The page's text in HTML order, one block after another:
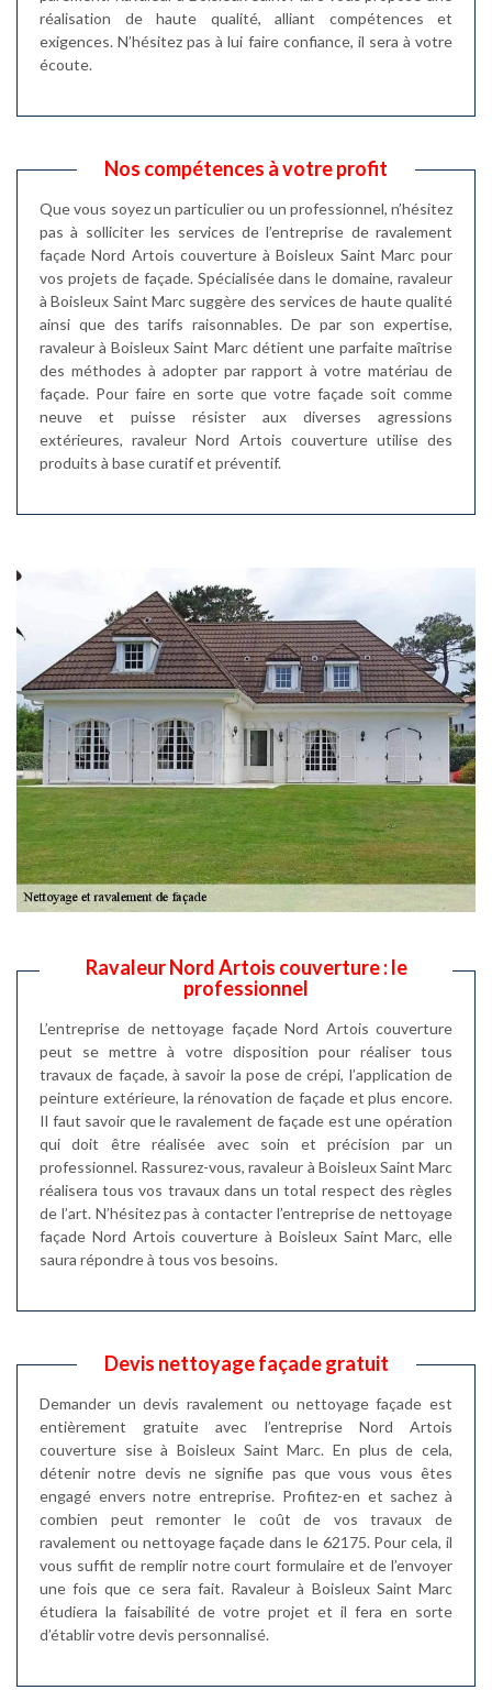
réalisation de haute qualité, alliant compétences et
exigences. N’hésitez pas à lui faire confiance, il sera à votre
écoute.
Nos compétences à votre profit
Que vous soyez un particulier ou un professionnel, n’hésitez
pas à solliciter les services de l’entreprise de ravalement
façade Nord Artois couverture à Boisleux Saint Marc pour
vos projets de façade. Spécialisée dans le domaine, ravaleur
à Boisleux Saint Marc suggère des services de haute qualité
ainsi que des tarifs raisonnables. De par son expertise,
ravaleur à Boisleux Saint Marc détient une parfaite maîtrise
des méthodes à adopter par rapport à votre matériau de
façade. Pour faire en sorte que votre façade soit comme
neuve et puisse résister aux diverses agressions
extérieures, ravaleur Nord Artois couverture utilise des
produits à base curatif et préventif.
Ravaleur Nord Artois couverture : le
professionnel
L’entreprise de nettoyage façade Nord Artois couverture
peut se mettre à votre disposition pour réaliser tous
travaux de façade, à savoir la pose de crépi, l’application de
peinture extérieure, la rénovation de façade et plus encore.
Il faut savoir que le ravalement de façade est une opération
qui doit être réalisée avec soin et précision par un
professionnel. Rassurez-vous, ravaleur à Boisleux Saint Marc
réalisera tous vos travaux dans un total respect des règles
de l’art. N’hésitez pas à contacter l’entreprise de nettoyage
façade Nord Artois couverture à Boisleux Saint Marc, elle
saura répondre à tous vos besoins.
Devis nettoyage façade gratuit
Demander un devis ravalement ou nettoyage façade est
entièrement gratuite avec l’entreprise Nord Artois
couverture sise à Boisleux Saint Marc. En plus de cela,
détenir notre devis ne signifie pas que vous vous êtes
engagé envers notre entreprise. Profitez-en et sachez à
combien peut remonter le coût de vos travaux de
ravalement ou nettoyage façade dans le 62175. Pour cela, il
vous suffit de remplir notre court formulaire et de l’envoyer
une fois que ce sera fait. Ravaleur à Boisleux Saint Marc
étudiera la faisabilité de votre projet et il fera en sorte
d’établir votre devis personnalisé.